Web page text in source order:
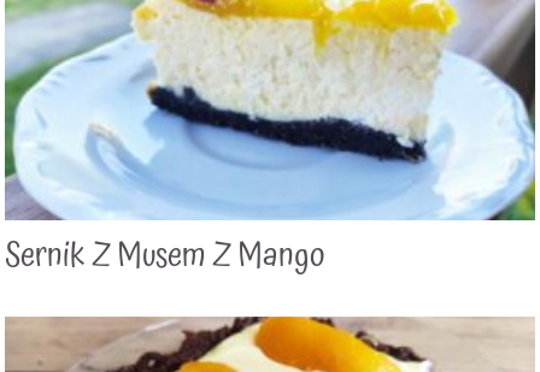
Sernik Z Musem Z Mango